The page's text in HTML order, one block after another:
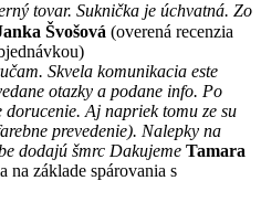
tovar. Suknička je úchvatná. Zo
Švošová (overená recenzia
Skvela komunikacia este
otazky a podane info. Po
Aj napriek tomu ze su
prevedenie). Nalepky na
dodajú šmrc Dakujeme Tamara
na základe spárovania s